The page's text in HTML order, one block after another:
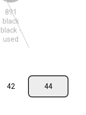
891
black
black -
used
black - used
(Diese Option ist zurzeit
42 44